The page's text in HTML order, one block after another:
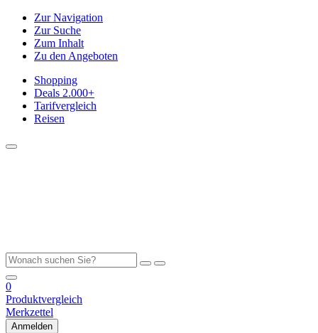
Zur Navigation
Zur Suche
Zum Inhalt
Zu den Angeboten
Shopping
Deals 2.000+
Tarifvergleich
Reisen
0
Produktvergleich
Merkzettel
Anmelden